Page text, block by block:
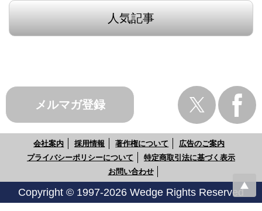
人気記事
メルマガ登録
会社案内 採用情報 著作権について
広告のご案内
プライバシーポリシーについて
特定商取引法に基づく表示
お問い合わせ
Copyright © 1997-2026 Wedge Rights Reserved